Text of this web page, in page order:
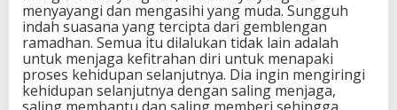
menyayangi dan mengasihi yang muda. Sungguh
indah suasana yang tercipta dari gemblengan
ramadhan. Semua itu dilalukan tidak lain adalah
untuk menjaga kefitrahan diri untuk menapaki
proses kehidupan selanjutnya. Dia ingin mengiringi
kehidupan selanjutnya dengan saling menjaga,